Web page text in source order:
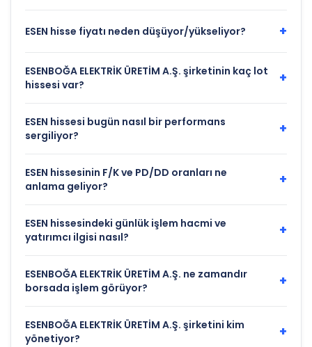
ESEN hisse fiyatı neden düşüyor/yükseliyor? +
ESENBOĞA ELEKTRİK ÜRETİM A.Ş. şirketinin kaç lot
hissesi var?
+
ESEN hissesi bugün nasıl bir performans
sergiliyor?
+
ESEN hissesinin F/K ve PD/DD oranları ne
anlama geliyor?
+
ESEN hissesindeki günlük işlem hacmi ve
yatırımcı ilgisi nasıl?
+
ESENBOĞA ELEKTRİK ÜRETİM A.Ş. ne zamandır
borsada işlem görüyor?
+
ESENBOĞA ELEKTRİK ÜRETİM A.Ş. şirketini kim
yönetiyor?
+